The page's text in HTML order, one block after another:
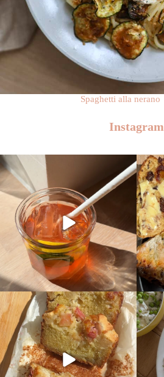
Spaghetti alla nerano
Instagram